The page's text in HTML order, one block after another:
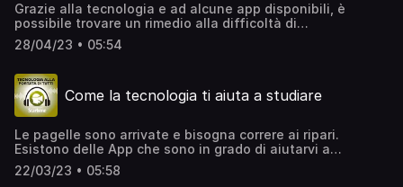
Grazie alla tecnologia e ad alcune app disponibili, è
possibile trovare un rimedio alla difficoltà di
addormentamento. www.starbene.it
28/04/23 • 05:54
Come la tecnologia ti aiuta a studiare
Le pagelle sono arrivate e bisogna correre ai ripari.
Esistono delle App che sono in grado di aiutarvi a
studiare. Ma anche il Metaverso può essere davvero
molto utile. In questo podcast vi diamo qualche
22/03/23 • 05:58